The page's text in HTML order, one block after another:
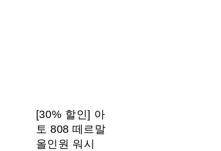
[30% 할인] 아
토 808 떼르말
올인원 워시